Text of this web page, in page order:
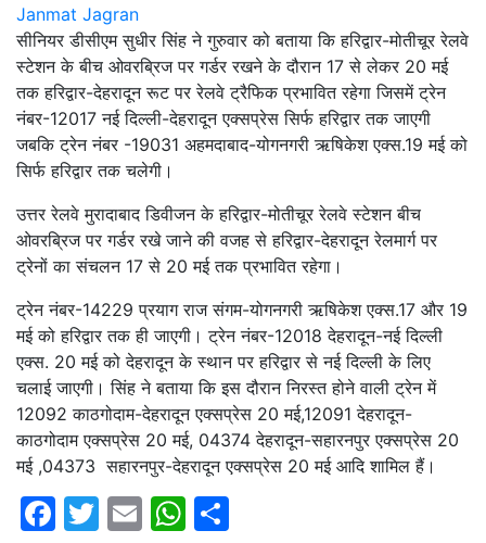
Janmat Jagran
सीनियर डीसीएम सुधीर सिंह ने गुरुवार को बताया कि हरिद्वार-मोतीचूर रेलवे
स्टेशन के बीच ओवरब्रिज पर गर्डर रखने के दौरान 17 से लेकर 20 मई
तक हरिद्वार-देहरादून रूट पर रेलवे ट्रैफिक प्रभावित रहेगा जिसमें ट्रेन
नंबर-12017 नई दिल्ली-देहरादून एक्सप्रेस सिर्फ हरिद्वार तक जाएगी
जबकि ट्रेन नंबर -19031 अहमदाबाद-योगनगरी ऋषिकेश एक्स.19 मई को
सिर्फ हरिद्वार तक चलेगी।
उत्तर रेलवे मुरादाबाद डिवीजन के हरिद्वार-मोतीचूर रेलवे स्टेशन बीच
ओवरब्रिज पर गर्डर रखे जाने की वजह से हरिद्वार-देहरादून रेलमार्ग पर
ट्रेनों का संचलन 17 से 20 मई तक प्रभावित रहेगा।
ट्रेन नंबर-14229 प्रयाग राज संगम-योगनगरी ऋषिकेश एक्स.17 और 19
मई को हरिद्वार तक ही जाएगी। ट्रेन नंबर-12018 देहरादून-नई दिल्ली
एक्स. 20 मई को देहरादून के स्थान पर हरिद्वार से नई दिल्ली के लिए
चलाई जाएगी। सिंह ने बताया कि इस दौरान निरस्त होने वाली ट्रेन में
12092 काठगोदाम-देहरादून एक्सप्रेस 20 मई,12091 देहरादून-
काठगोदाम एक्सप्रेस 20 मई, 04374 देहरादून-सहारनपुर एक्सप्रेस 20
मई ,04373 सहारनपुर-देहरादून एक्सप्रेस 20 मई आदि शामिल हैं।
Facebook
Twitter
EmailWhatsApp